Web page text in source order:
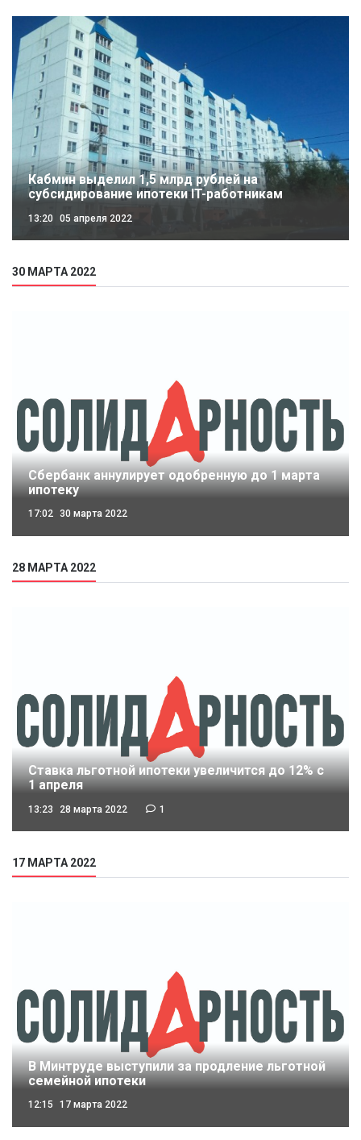
Кабмин выделил 1,5 млрд рублей на
субсидирование ипотеки IT-работникам
13:20 05 апреля 2022
30 МАРТА 2022
Сбербанк аннулирует одобренную до 1 марта
ипотеку
17:02 30 марта 2022
28 МАРТА 2022
Ставка льготной ипотеки увеличится до 12% с
1 апреля
13:23 28 марта 2022 1
17 МАРТА 2022
В Минтруде выступили за продление льготной
семейной ипотеки
12:15 17 марта 2022